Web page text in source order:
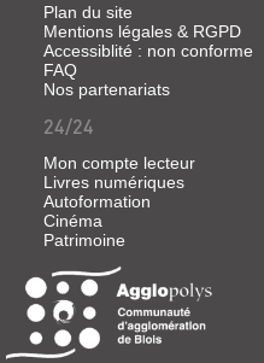
Plan du site
Mentions légales & RGPD
Accessiblité : non conforme
FAQ
Nos partenariats
24/24
Mon compte lecteur
Livres numériques
Autoformation
Cinéma
Patrimoine